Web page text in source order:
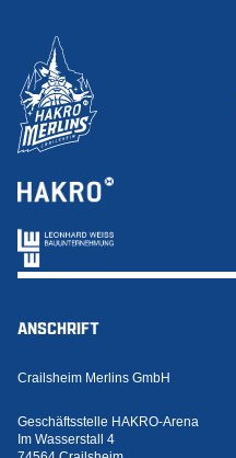
ANSCHRIFT
Crailsheim Merlins GmbH
Geschäftsstelle HAKRO-Arena
Im Wasserstall 4